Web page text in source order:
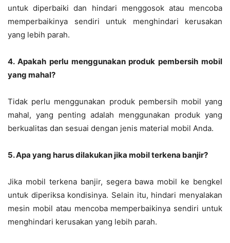
untuk diperbaiki dan hindari menggosok atau mencoba
memperbaikinya sendiri untuk menghindari kerusakan
yang lebih parah.
4. Apakah perlu menggunakan produk pembersih mobil
yang mahal?
Tidak perlu menggunakan produk pembersih mobil yang
mahal, yang penting adalah menggunakan produk yang
berkualitas dan sesuai dengan jenis material mobil Anda.
5. Apa yang harus dilakukan jika mobil terkena banjir?
Jika mobil terkena banjir, segera bawa mobil ke bengkel
untuk diperiksa kondisinya. Selain itu, hindari menyalakan
mesin mobil atau mencoba memperbaikinya sendiri untuk
menghindari kerusakan yang lebih parah.